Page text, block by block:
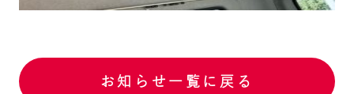
お知らせ一覧に戻る